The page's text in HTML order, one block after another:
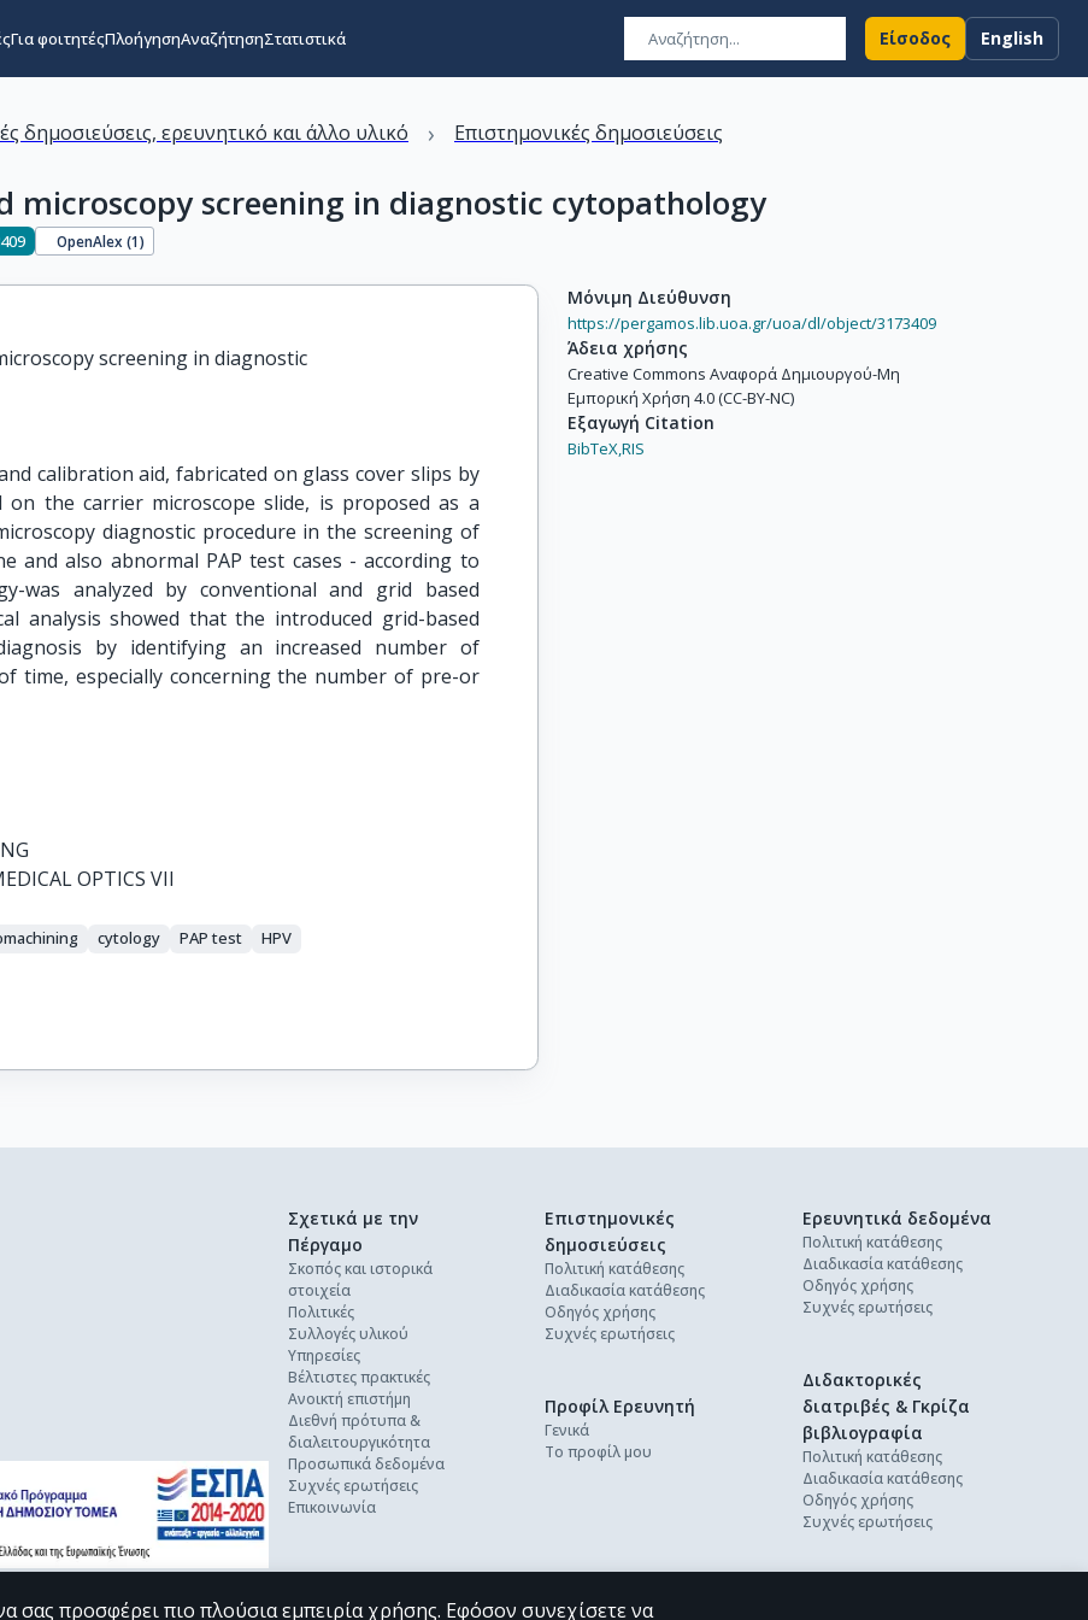
Για φοιτητέςΠλοήγησηΑναζήτησηΣτατιστικά Είσοδος English
δημοσιεύσεις, ερευνητικό και άλλο υλικό › Επιστημονικές δημοσιεύσεις
microscopy screening in diagnostic cytopathology
OpenAlex (1)
screening in diagnostic
calibration aid, fabricated on glass cover slips by
on the carrier microscope slide, is proposed as a
diagnostic procedure in the screening of
and also abnormal PAP test cases - according to
was analyzed by conventional and grid based
analysis showed that the introduced grid-based
by identifying an increased number of
time, especially concerning the number of pre-or
OPTICS VII
cytology PAP test HPV
Μόνιμη Διεύθυνση
https://pergamos.lib.uoa.gr/uoa/dl/object/3173409
Άδεια χρήσης
Creative Commons Αναφορά Δημιουργού-Μη
Εμπορική Χρήση 4.0 (CC-BY-NC)
Εξαγωγή Citation
BibTeX,RIS
Σχετικά με την
Πέργαμο
Σκοπός και ιστορικά
στοιχεία
Πολιτικές
Συλλογές υλικού
Υπηρεσίες
Βέλτιστες πρακτικές
Ανοικτή επιστήμη
Διεθνή πρότυπα &
διαλειτουργικότητα
Προσωπικά δεδομένα
Συχνές ερωτήσεις
Επικοινωνία
Επιστημονικές
δημοσιεύσεις
Πολιτική κατάθεσης
Διαδικασία κατάθεσης
Οδηγός χρήσης
Συχνές ερωτήσεις
Ερευνητικά δεδομένα
Πολιτική κατάθεσης
Διαδικασία κατάθεσης
Οδηγός χρήσης
Συχνές ερωτήσεις
Διδακτορικές
διατριβές & Γκρίζα
βιβλιογραφία
Πολιτική κατάθεσης
Διαδικασία κατάθεσης
Οδηγός χρήσης
Συχνές ερωτήσεις
Προφίλ Ερευνητή
Γενικά
Το προφίλ μου
σας προσφέρει πιο πλούσια εμπειρία χρήσης. Εφόσον συνεχίσετε να